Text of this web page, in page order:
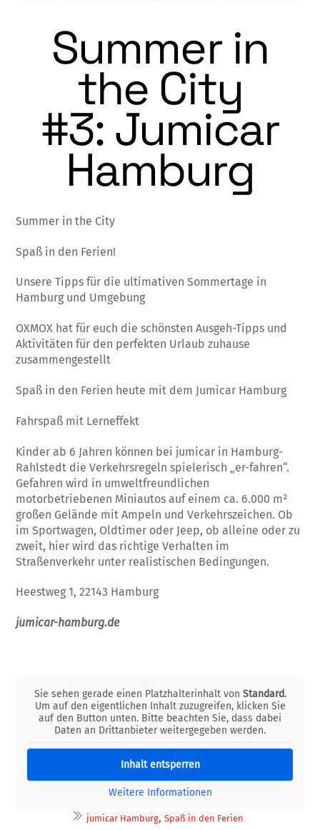
Summer in
the City
#3: Jumicar
Hamburg
Summer in the City
Spaß in den Ferien!
Unsere Tipps für die ultimativen Sommertage in
Hamburg und Umgebung
OXMOX hat für euch die schönsten Ausgeh-Tipps und
Aktivitäten für den perfekten Urlaub zuhause
zusammengestellt
Spaß in den Ferien heute mit dem Jumicar Hamburg
Fahrspaß mit Lerneffekt
Kinder ab 6 Jahren können bei jumicar in Hamburg-
Rahlstedt die Verkehrsregeln spielerisch „er-fahren“.
Gefahren wird in umweltfreundlichen
motorbetriebenen Miniautos auf einem ca. 6.000 m²
großen Gelände mit Ampeln und Verkehrszeichen. Ob
im Sportwagen, Oldtimer oder Jeep, ob alleine oder zu
zweit, hier wird das richtige Verhalten im
Straßenverkehr unter realistischen Bedingungen.
Heestweg 1, 22143 Hamburg
jumicar-hamburg.de
Sie sehen gerade einen Platzhalterinhalt von Standard.
Um auf den eigentlichen Inhalt zuzugreifen, klicken Sie
auf den Button unten. Bitte beachten Sie, dass dabei
Daten an Drittanbieter weitergegeben werden.
Inhalt entsperren
Weitere Informationen
jumicar Hamburg, Spaß in den Ferien